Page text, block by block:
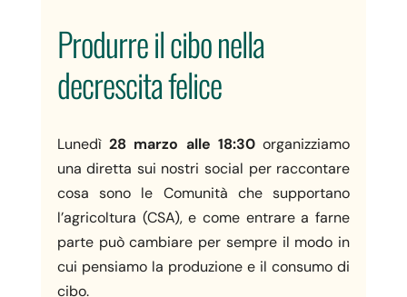
Produrre il cibo nella
decrescita felice
Lunedì28 marzo alle 18:30organizziamo
una diretta sui nostri social per raccontare
cosa sono le Comunità che supportano
l’agricoltura (CSA), e come entrare a farne
parte può cambiare per sempre il modo in
cui pensiamo la produzione e il consumo di
cibo.